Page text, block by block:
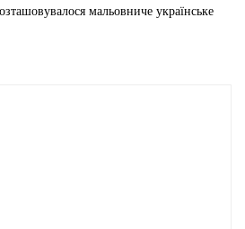
мальовниче українське